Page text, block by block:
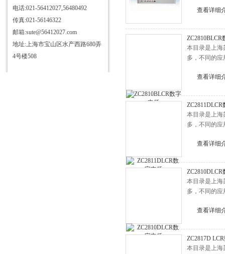
电话:021-56412027,56480492
传真:021-56146322
邮箱:sute@56412027.com
地址:上海市宝山区水产西路680弄
4号楼508
查看详细
ZC2810BLCR
本目录是上海
多，不同的
查看详细
ZC2811DLCR
本目录是上海
多，不同的
查看详细
ZC2810DLCR
本目录是上海
多，不同的
查看详细
ZC2817D
本目录是上海